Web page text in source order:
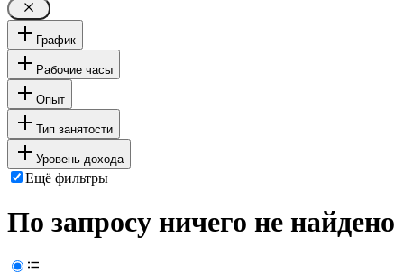
График
Рабочие часы
Опыт
Тип занятости
Уровень дохода
Ещё фильтры
По запросу ничего не найдено